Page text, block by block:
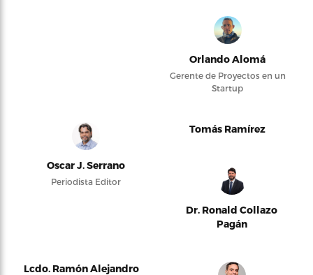
Orlando Alomá
Gerente de Proyectos en un
Startup
Oscar J. Serrano
Periodista Editor
Tomás Ramírez
Dr. Ronald Collazo
Pagán
Lcdo. Ramón Alejandro